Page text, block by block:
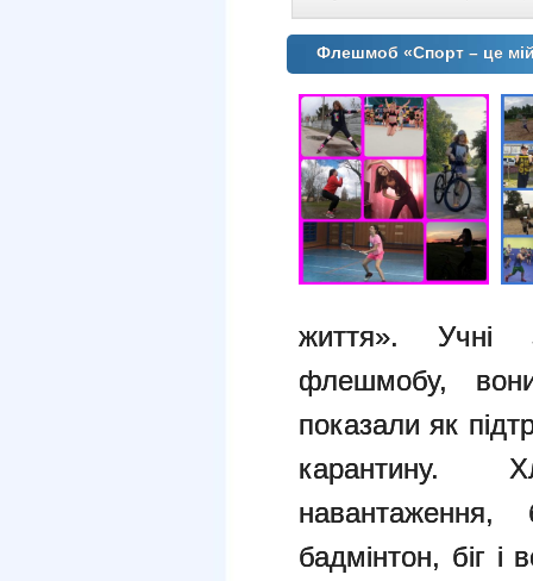
Флешмоб «Спорт – це
життя». Учні
флешмобу,
показали як
карантину.
бадмінтон, біг і